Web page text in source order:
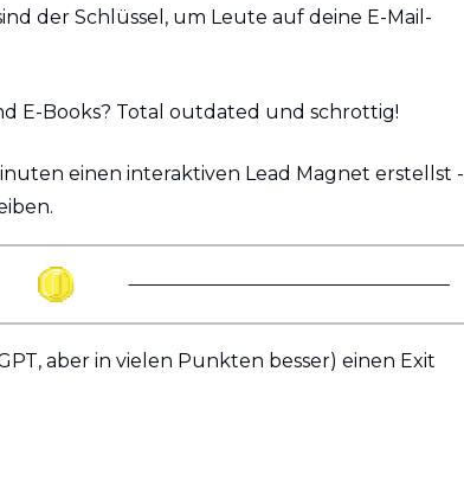
der Schlüssel, um Leute auf deine E-Mail-
E-Books? Total outdated und schrottig!
einen interaktiven Lead Magnet erstellst -
aber in vielen Punkten besser) einen Exit